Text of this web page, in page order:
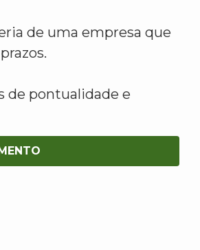
de uma empresa que
de pontualidade e